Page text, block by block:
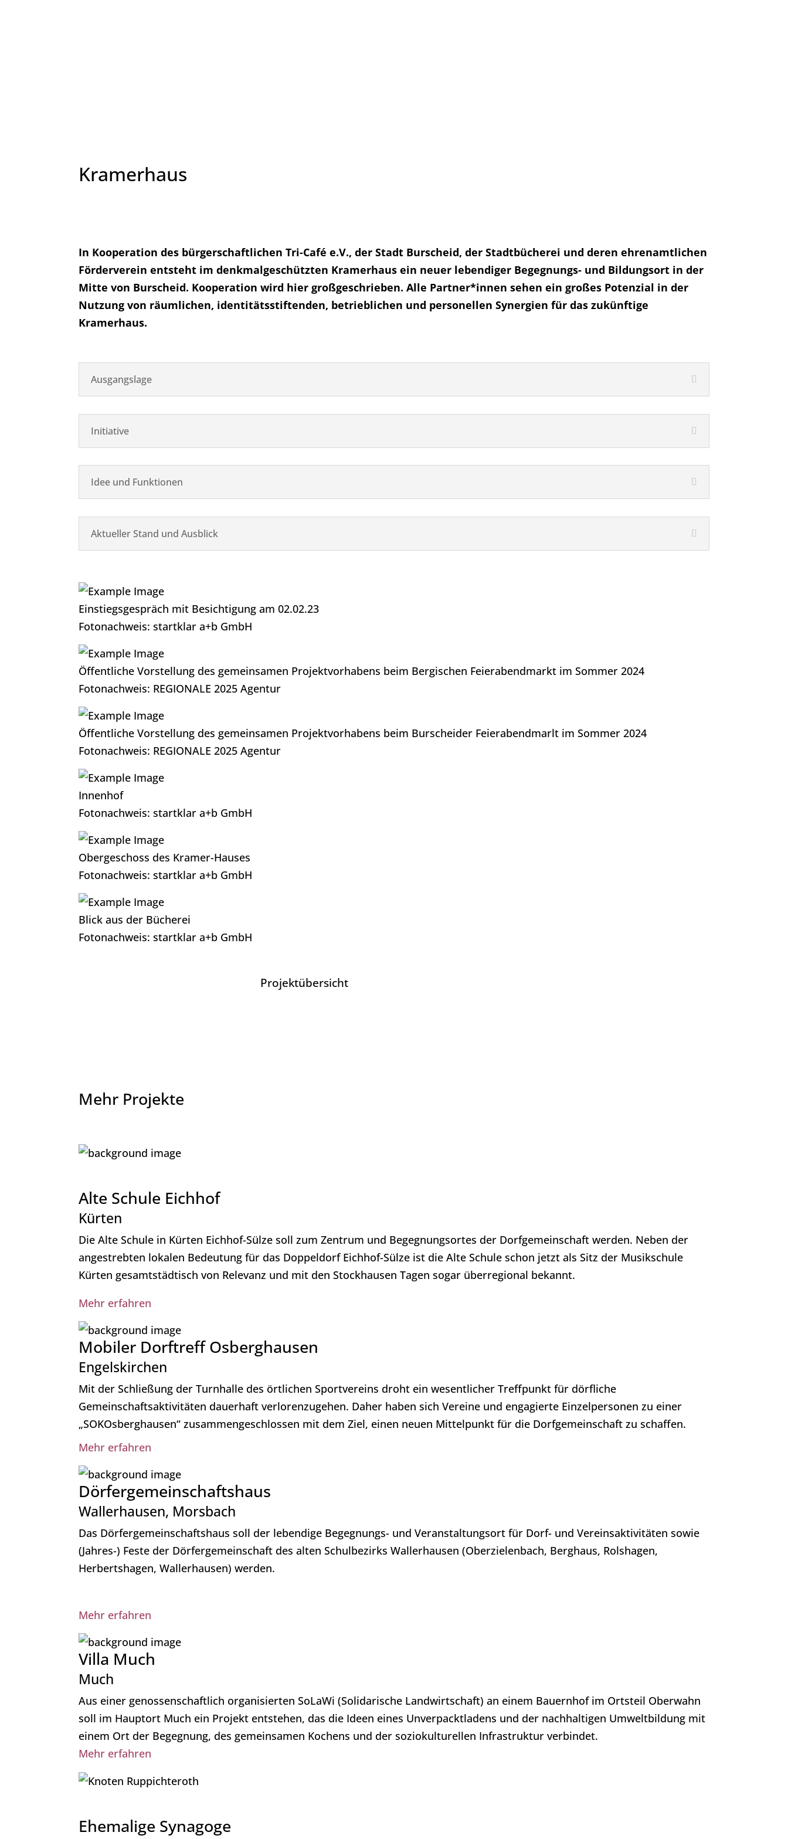
Kramerhaus
In Kooperation des bürgerschaftlichen Tri-Café e.V., der Stadt Burscheid, der Stadtbücherei und deren ehrenamtlichen
Förderverein entsteht im denkmalgeschützten Kramerhaus ein neuer lebendiger Begegnungs- und Bildungsort in der
Mitte von Burscheid. Kooperation wird hier großgeschrieben. Alle Partner*innen sehen ein großes Potenzial in der
Nutzung von räumlichen, identitätsstiftenden, betrieblichen und personellen Synergien für das zukünftige
Kramerhaus.
Ausgangslage
Initiative
Idee und Funktionen
Aktueller Stand und Ausblick
Einstiegsgespräch mit Besichtigung am 02.02.23
Fotonachweis: startklar a+b GmbH
Öffentliche Vorstellung des gemeinsamen Projektvorhabens beim Bergischen Feierabendmarkt im Sommer 2024
Fotonachweis: REGIONALE 2025 Agentur
Öffentliche Vorstellung des gemeinsamen Projektvorhabens beim Burscheider Feierabendmarlt im Sommer 2024
Fotonachweis: REGIONALE 2025 Agentur
Innenhof
Fotonachweis: startklar a+b GmbH
Obergeschoss des Kramer-Hauses
Fotonachweis: startklar a+b GmbH
Blick aus der Bücherei
Fotonachweis: startklar a+b GmbH
Projektübersicht
Mehr Projekte
Alte Schule Eichhof
Kürten
Die Alte Schule in Kürten Eichhof-Sülze soll zum Zentrum und Begegnungsortes der Dorfgemeinschaft werden. Neben der
angestrebten lokalen Bedeutung für das Doppeldorf Eichhof-Sülze ist die Alte Schule schon jetzt als Sitz der Musikschule
Kürten gesamtstädtisch von Relevanz und mit den Stockhausen Tagen sogar überregional bekannt.
Mehr erfahren
Mobiler Dorftreff Osberghausen
Engelskirchen
Mit der Schließung der Turnhalle des örtlichen Sportvereins droht ein wesentlicher Treffpunkt für dörfliche
Gemeinschaftsaktivitäten dauerhaft verlorenzugehen. Daher haben sich Vereine und engagierte Einzelpersonen zu einer
„SOKOsberghausen“ zusammengeschlossen mit dem Ziel, einen neuen Mittelpunkt für die Dorfgemeinschaft zu schaffen.
Mehr erfahren
Dörfergemeinschaftshaus
Wallerhausen, Morsbach
Das Dörfergemeinschaftshaus soll der lebendige Begegnungs- und Veranstaltungsort für Dorf- und Vereinsaktivitäten sowie
(Jahres-) Feste der Dörfergemeinschaft des alten Schulbezirks Wallerhausen (Oberzielenbach, Berghaus, Rolshagen,
Herbertshagen, Wallerhausen) werden.
Mehr erfahren
Villa Much
Much
Aus einer genossenschaftlich organisierten SoLaWi (Solidarische Landwirtschaft) an einem Bauernhof im Ortsteil Oberwahn
soll im Hauptort Much ein Projekt entstehen, das die Ideen eines Unverpacktladens und der nachhaltigen Umweltbildung mit
einem Ort der Begegnung, des gemeinsamen Kochens und der soziokulturellen Infrastruktur verbindet.
Mehr erfahren
Ehemalige Synagoge